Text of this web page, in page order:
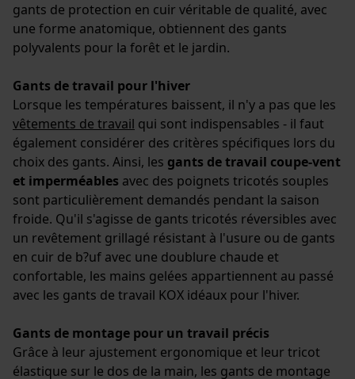
gants de protection en cuir véritable de qualité, avec
une forme anatomique, obtiennent des gants
polyvalents pour la forêt et le jardin.
Gants de travail pour l'hiver
Lorsque les températures baissent, il n'y a pas que les
vêtements de travail qui sont indispensables - il faut
également considérer des critères spécifiques lors du
choix des gants. Ainsi, les gants de travail coupe-vent
et imperméables avec des poignets tricotés souples
sont particulièrement demandés pendant la saison
froide. Qu'il s'agisse de gants tricotés réversibles avec
un revêtement grillagé résistant à l'usure ou de gants
en cuir de b?uf avec une doublure chaude et
confortable, les mains gelées appartiennent au passé
avec les gants de travail KOX idéaux pour l'hiver.
Gants de montage pour un travail précis
Grâce à leur ajustement ergonomique et leur tricot
élastique sur le dos de la main, les gants de montage